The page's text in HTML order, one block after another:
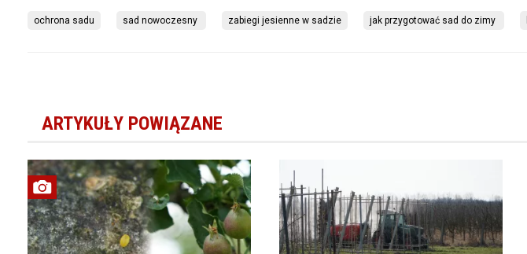
ochrona sadu sad nowoczesny zabiegi jesienne w sadzie jak przygotować sad do zimy
ARTYKUŁY POWIĄZANE